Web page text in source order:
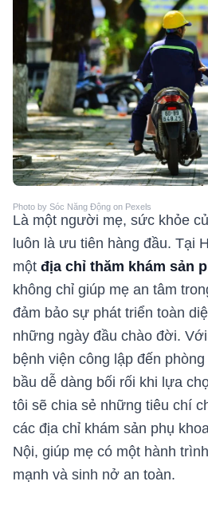
Photo by Sóc Năng Động on Pexels
Là một người mẹ, sức khỏe
luôn là ưu tiên hàng đầu. Tại
một địa chỉ thăm khám sản
không chỉ giúp mẹ an tâm
đảm bảo sự phát triển toàn
những ngày đầu chào đời.
bệnh viện công lập đến
bầu dễ dàng bối rối khi lựa
tôi sẽ chia sẻ những tiêu chí
các địa chỉ khám sản phụ
Nội, giúp mẹ có một hành
mạnh và sinh nở an toàn.